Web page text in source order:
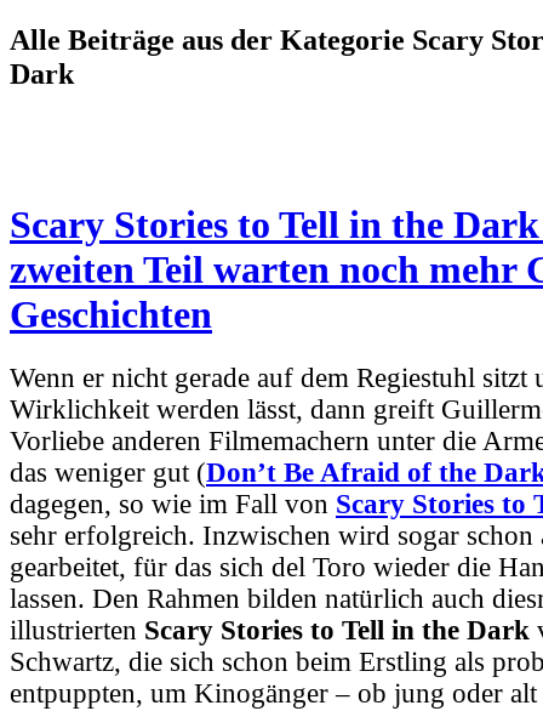
Alle Beiträge aus der Kategorie Scary
Dark
Scary Stories to Tell in the
zweiten Teil warten noch mehr
Geschichten
Wenn er nicht gerade auf dem Regiestuhl sitzt
Wirklichkeit werden lässt, dann greift
Vorliebe anderen Filmemachern unter die
das weniger gut (Don’t Be Afraid of the
dagegen, so wie im Fall von Scary Stories to
sehr erfolgreich. Inzwischen wird sogar schon
gearbeitet, für das sich del Toro wieder die
lassen. Den Rahmen bilden natürlich auch
illustrierten Scary Stories to Tell in the Dark
Schwartz, die sich schon beim Erstling als
entpuppten, um Kinogänger – ob jung oder